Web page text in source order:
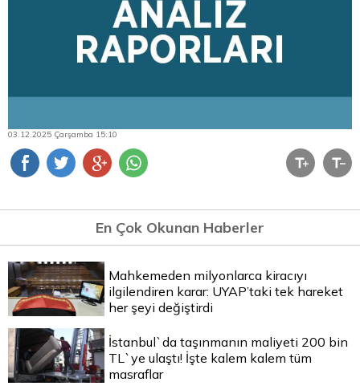
03.12.2025 Çarşamba 15:10
En Çok Okunan Haberler
Mahkemeden milyonlarca kiracıyı
ilgilendiren karar: UYAP’taki tek hareket
her şeyi değiştirdi
İstanbul`da taşınmanın maliyeti 200 bin
TL`ye ulaştı! İşte kalem kalem tüm
masraflar